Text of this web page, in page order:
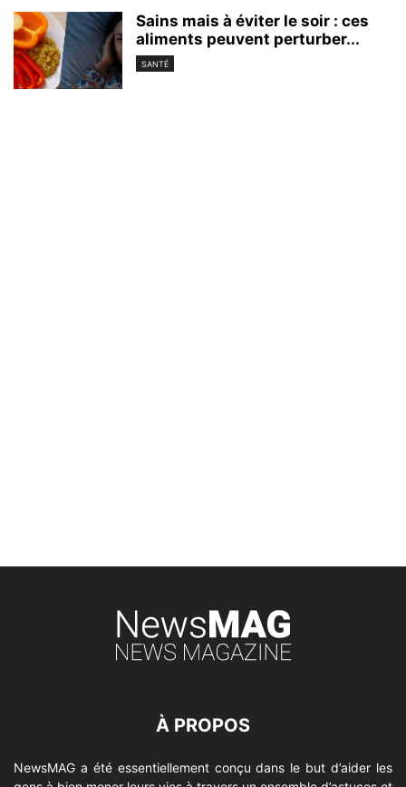
Sains mais à éviter le soir : ces
aliments peuvent perturber...
SANTÉ
À PROPOS
NewsMAG a été essentiellement conçu dans le but d’aider les